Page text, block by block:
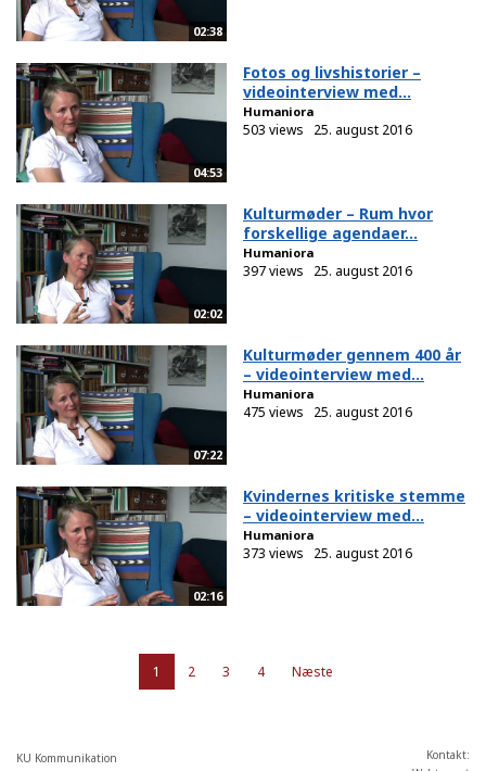
02:38
04:53
Fotos og livshistorier –
videointerview med...
Humaniora
503 views 25. august 2016
02:02
Kulturmøder – Rum hvor
forskellige agendaer...
Humaniora
397 views 25. august 2016
07:22
Kulturmøder gennem 400 år
– videointerview med...
Humaniora
475 views 25. august 2016
02:16
Kvindernes kritiske stemme
– videointerview med...
Humaniora
373 views 25. august 2016
1 2 3 4 Næste
KU Kommunikation
Kontakt: